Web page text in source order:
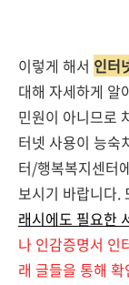
이렇게 해서 인터
대해 자세하게 알
민원이 아니므로
터넷 사용이 능숙
터/행복복지센터
보시기 바랍니다.
래시에도 필요한
나 인감증명서 인
래 글들을 통해 확